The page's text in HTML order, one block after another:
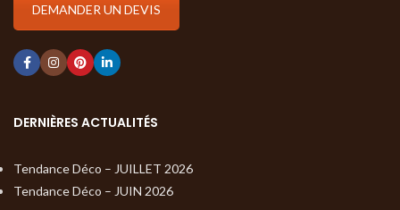
DEMANDER UN DEVIS
DERNIÈRES ACTUALITÉS
Tendance Déco – JUILLET 2026
Tendance Déco – JUIN 2026